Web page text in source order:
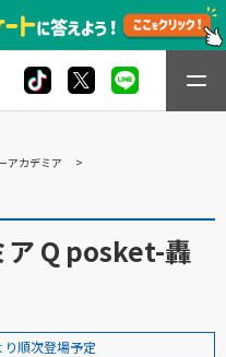
アカデミア
ア Q posket-轟
順次登場予定